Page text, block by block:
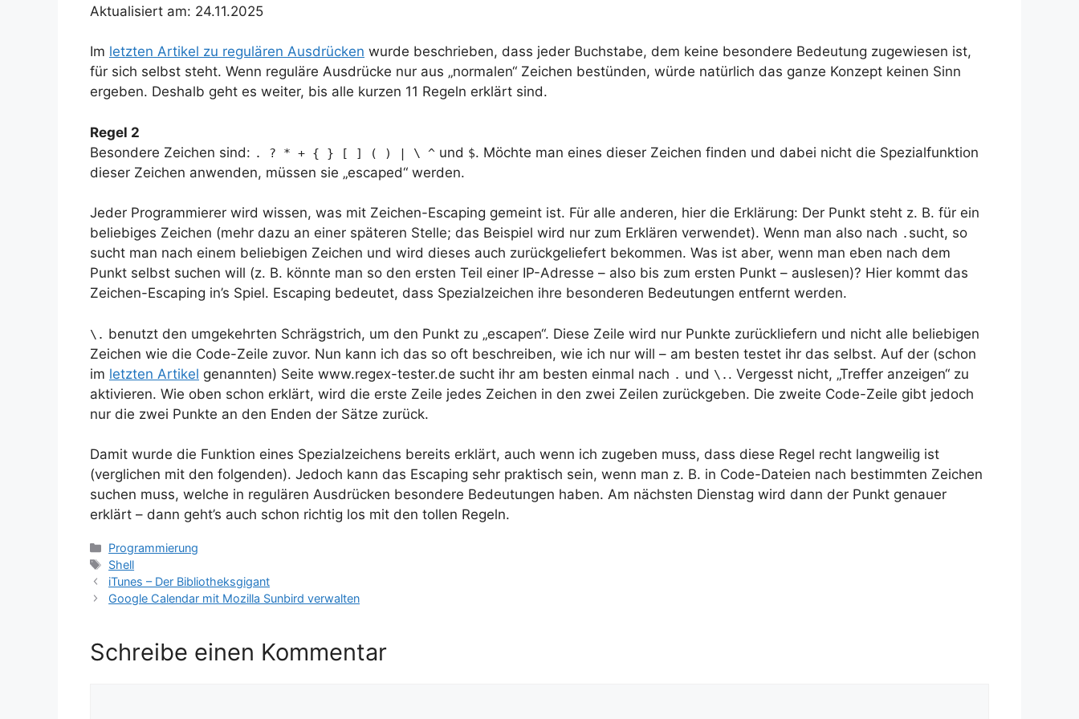
Aktualisiert am: 24.11.2025
Im letzten Artikel zu regulären Ausdrücken wurde beschrieben, dass jeder Buchstabe, dem keine besondere Bedeutung zugewiesen ist,
für sich selbst steht. Wenn reguläre Ausdrücke nur aus „normalen“ Zeichen bestünden, würde natürlich das ganze Konzept keinen Sinn
ergeben. Deshalb geht es weiter, bis alle kurzen 11 Regeln erklärt sind.
Regel 2
Besondere Zeichen sind: . ? * + { } [ ] ( ) | \ ^ und $. Möchte man eines dieser Zeichen finden und dabei nicht die Spezialfunktion
dieser Zeichen anwenden, müssen sie „escaped“ werden.
Jeder Programmierer wird wissen, was mit Zeichen-Escaping gemeint ist. Für alle anderen, hier die Erklärung: Der Punkt steht z. B. für ein
beliebiges Zeichen (mehr dazu an einer späteren Stelle; das Beispiel wird nur zum Erklären verwendet). Wenn man also nach . ⁣sucht, so
sucht man nach einem beliebigen Zeichen und wird dieses auch zurückgeliefert bekommen. Was ist aber, wenn man eben nach dem
Punkt selbst suchen will (z. B. könnte man so den ersten Teil einer IP-Adresse – also bis zum ersten Punkt – auslesen)? Hier kommt das
Zeichen-Escaping in’s Spiel. Escaping bedeutet, dass Spezialzeichen ihre besonderen Bedeutungen entfernt werden.
\. benutzt den umgekehrten Schrägstrich, um den Punkt zu „escapen“. Diese Zeile wird nur Punkte zurückliefern und nicht alle beliebigen
Zeichen wie die Code-Zeile zuvor. Nun kann ich das so oft beschreiben, wie ich nur will – am besten testet ihr das selbst. Auf der (schon
im letzten Artikel genannten) Seite www.regex-tester.de sucht ihr am besten einmal nach . und \. . Vergesst nicht, „Treffer anzeigen“ zu
aktivieren. Wie oben schon erklärt, wird die erste Zeile jedes Zeichen in den zwei Zeilen zurückgeben. Die zweite Code-Zeile gibt jedoch
nur die zwei Punkte an den Enden der Sätze zurück.
Damit wurde die Funktion eines Spezialzeichens bereits erklärt, auch wenn ich zugeben muss, dass diese Regel recht langweilig ist
(verglichen mit den folgenden). Jedoch kann das Escaping sehr praktisch sein, wenn man z. B. in Code-Dateien nach bestimmten Zeichen
suchen muss, welche in regulären Ausdrücken besondere Bedeutungen haben. Am nächsten Dienstag wird dann der Punkt genauer
erklärt – dann geht’s auch schon richtig los mit den tollen Regeln.
Kategorien
Programmierung
Schlagwörter
Shell
iTunes – Der Bibliotheksgigant
Google Calendar mit Mozilla Sunbird verwalten
Schreibe einen Kommentar